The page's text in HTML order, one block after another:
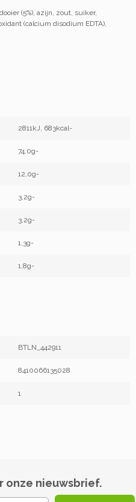
(5%), azijn, zout, suiker,
(calcium disodium EDTA),
2811kJ, 683kcal-
74,0g-
12,0g-
3,2g-
3,2g-
1,3g-
1,8g-
BTLN_442911
8410066135028
1
onze nieuwsbrief.